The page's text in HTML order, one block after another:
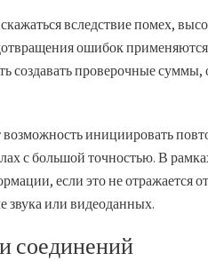
вследствие помех,
ошибок
создавать проверочные
инициировать
с большой точностью. В
если это не отражается
звука или видеоданных.
соединений